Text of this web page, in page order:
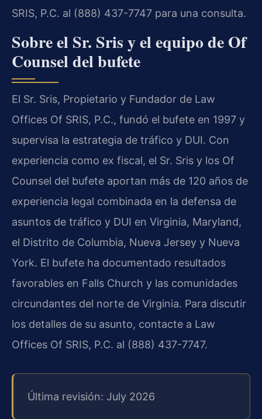
SRIS, P.C. al (888) 437-7747 para una consulta.
Sobre el Sr. Sris y el equipo de Of
Counsel del bufete
El Sr. Sris, Propietario y Fundador de Law
Offices Of SRIS, P.C., fundó el bufete en 1997 y
supervisa la estrategia de tráfico y DUI. Con
experiencia como ex fiscal, el Sr. Sris y los Of
Counsel del bufete aportan más de 120 años de
experiencia legal combinada en la defensa de
asuntos de tráfico y DUI en Virginia, Maryland,
el Distrito de Columbia, Nueva Jersey y Nueva
York. El bufete ha documentado resultados
favorables en Falls Church y las comunidades
circundantes del norte de Virginia. Para discutir
los detalles de su asunto, contacte a Law
Offices Of SRIS, P.C. al (888) 437-7747.
Última revisión: July 2026